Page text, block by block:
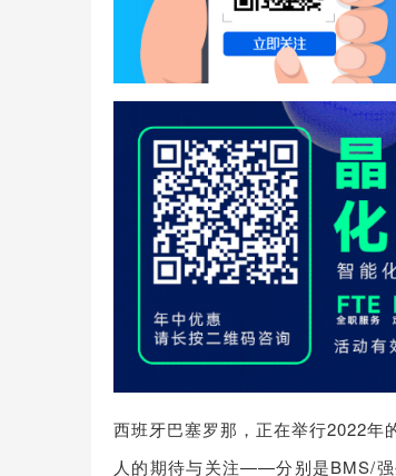
西班牙巴塞罗那，正在举行2022年
人的期待与关注——分别是BMS/强